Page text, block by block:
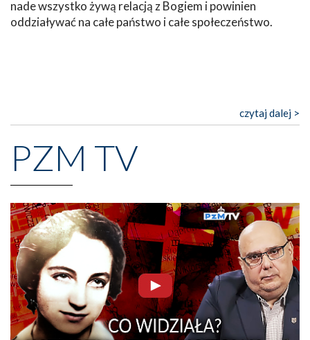
nade wszystko żywą relacją z Bogiem i powinien
oddziaływać na całe państwo i całe społeczeństwo.
czytaj dalej >
PZM TV